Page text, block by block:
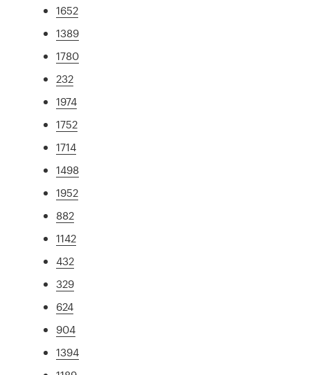
1652
1389
1780
232
1974
1752
1714
1498
1952
882
1142
432
329
624
904
1394